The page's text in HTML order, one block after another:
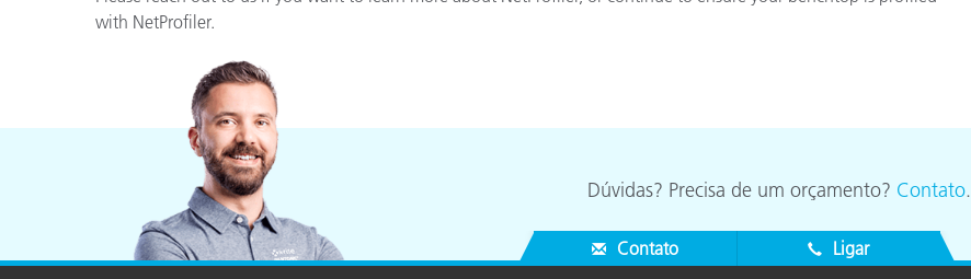
with NetProfiler.
Dúvidas? Precisa de um orçamento? Contato.
Contato Ligar